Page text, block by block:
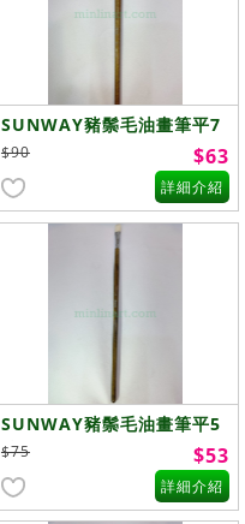
SUNWAY豬鬃毛油畫筆平7
號
$90 $63
詳細介紹
SUNWAY豬鬃毛油畫筆平5
號
$75 $53
詳細介紹